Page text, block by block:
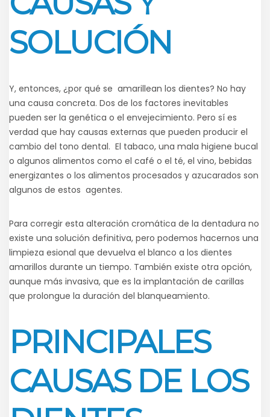
SOLUCIÓN
Y, entonces, ¿por qué se amarillean los dientes? No hay
una causa concreta. Dos de los factores inevitables
pueden ser la genética o el envejecimiento. Pero sí es
verdad que hay causas externas que pueden producir el
cambio del tono dental. El tabaco, una mala higiene bucal
o algunos alimentos como el café o el té, el vino, bebidas
energizantes o los alimentos procesados y azucarados son
algunos de estos agentes.
Para corregir esta alteración cromática de la dentadura no
existe una solución definitiva, pero podemos hacernos una
limpieza esional que devuelva el blanco a los dientes
amarillos durante un tiempo. También existe otra opción,
aunque más invasiva, que es la implantación de carillas
que prolongue la duración del blanqueamiento.
PRINCIPALES
CAUSAS DE LOS